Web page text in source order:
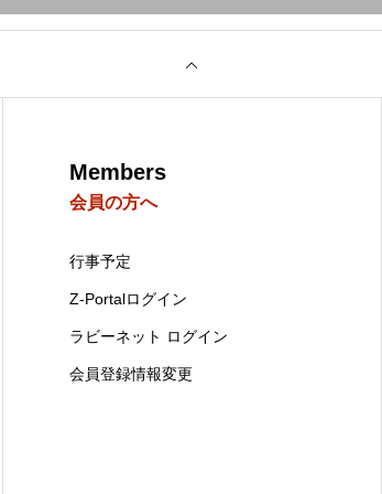
Members
会員の方へ
行事予定
Z-Portalログイン
ラビーネット ログイン
会員登録情報変更